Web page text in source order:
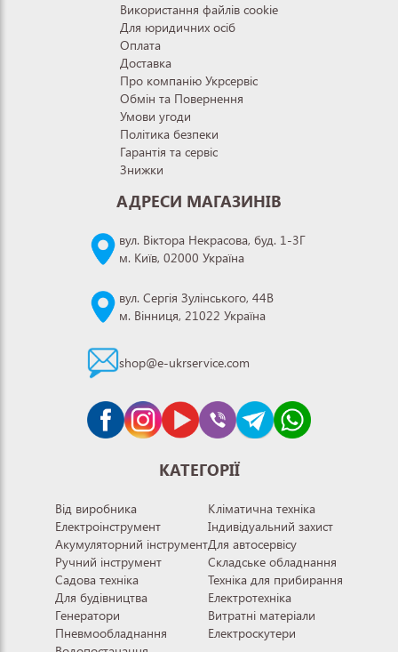
Використання файлів cookie
Для юридичних осіб
Оплата
Доставка
Про компанію Укрсервіс
Обмін та Повернення
Умови угоди
Політика безпеки
Гарантія та сервіс
Знижки
АДРЕСИ МАГАЗИНІВ
вул. Віктора Некрасова, буд. 1-3Г
м. Київ, 02000 Україна
вул. Сергія Зулінського, 44В
м. Вінниця, 21022 Україна
shop@e-ukrservice.com
КАТЕГОРІЇ
Від виробника
Електроінструмент
Акумуляторний інструмент
Ручний інструмент
Садова техніка
Для будівництва
Генератори
Пневмообладнання
Кліматична техніка
Індивідуальний захист
Для автосервісу
Складське обладнання
Техніка для прибирання
Електротехніка
Витратні матеріали
Електроскутери